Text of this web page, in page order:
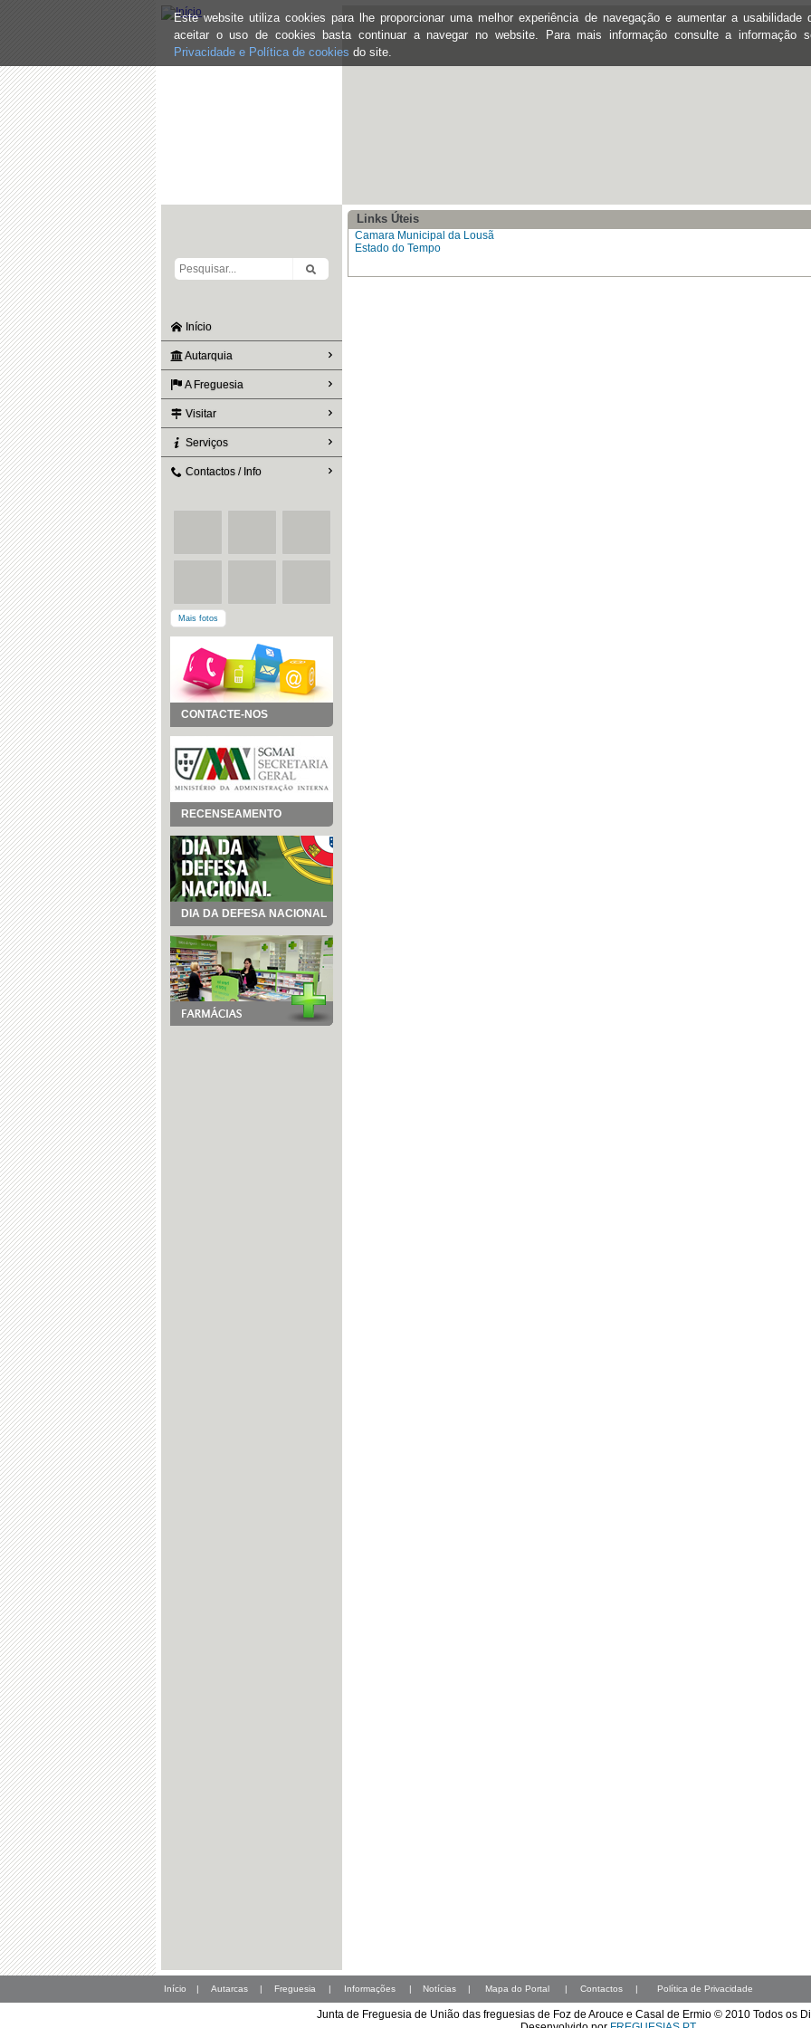
Este website utiliza cookies para lhe proporcionar uma melhor experiência de navegação e aumentar a usabilidade
aceitar o uso de cookies basta continuar a navegar no website. Para mais informação consulte a informação
Privacidade e Política de cookies do site.
Início
Autarquia
A Freguesia
Visitar
Serviços
Contactos / Info
Mais fotos
CONTACTE-NOS
RECENSEAMENTO
DIA DA DEFESA NACIONAL
Links Úteis
Camara Municipal da Lousã
Estado do Tempo
Início | Autarcas | Freguesia | Informações | Notícias | Mapa do Portal | Contactos | Política de Privacidade
Junta de Freguesia de União das freguesias de Foz de Arouce e Casal de Ermio © 2010 Todos os